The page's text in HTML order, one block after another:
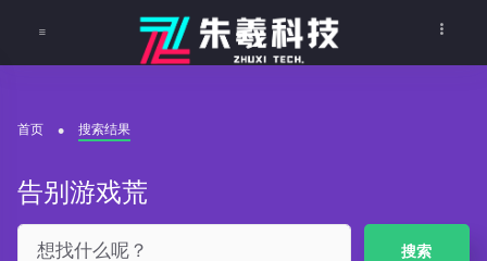
首页 搜索结果
告别游戏荒
搜索